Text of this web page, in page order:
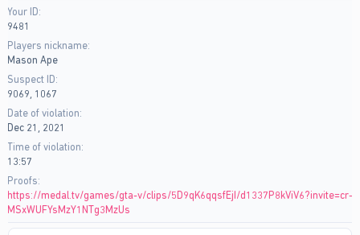
a
t
e
Your ID
9481
Players nickname
Mason Ape
Suspect ID
9069, 1067
Date of violation
Dec 21, 2021
Time of violation
13:57
Proofs
https://medal.tv/games/gta-v/clips/5D9qK6qqsfEjI/d1337P8kViV6?invite=cr-
MSxWUFYsMzY1NTg3MzUs